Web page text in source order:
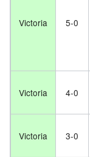
Victoria 5-0
Victoria 4-0
Victoria 3-0